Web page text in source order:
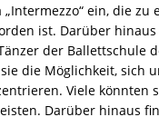
„Intermezzo“ ein, die
ist. Darüber
der Ballettschule
die Möglichkeit, sich
Viele könnten
Darüber hinaus